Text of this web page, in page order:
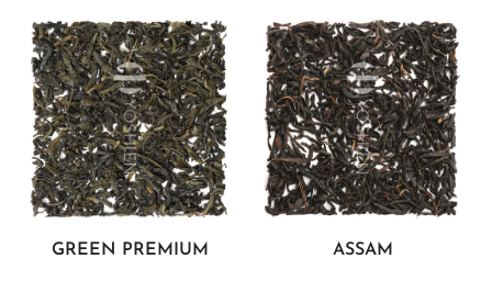
GREEN PREMIUM ASSAM